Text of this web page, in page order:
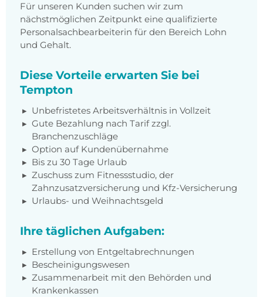
Für unseren Kunden suchen wir zum
nächstmöglichen Zeitpunkt eine qualifizierte
Personalsachbearbeiterin für den Bereich Lohn
und Gehalt.
Diese Vorteile erwarten Sie bei
Tempton
Unbefristetes Arbeitsverhältnis in Vollzeit
Gute Bezahlung nach Tarif zzgl.
Branchenzuschläge
Option auf Kundenübernahme
Bis zu 30 Tage Urlaub
Zuschuss zum Fitnessstudio, der
Zahnzusatzversicherung und Kfz-Versicherung
Urlaubs- und Weihnachtsgeld
Ihre täglichen Aufgaben:
Erstellung von Entgeltabrechnungen
Bescheinigungswesen
Zusammenarbeit mit den Behörden und
Krankenkassen